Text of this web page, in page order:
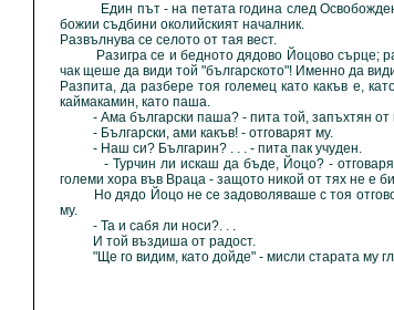
Един път - на петата година след
божии съдбини околийският началник.
Развълнува се селото от тая вест.
Разигра се и бедното дядово Йоцово сърце;
чак щеше да види той "българското"! Именно да
Разпита, да разбере тоя големец като какъв е,
каймакамин, като паша.
- Ама български паша? - пита той, запъхтян от
- Български, ами какъв! - отговарят му.
- Наш си? Българин? . . . - пита пак учуден.
- Турчин ли искаш да бъде, Йоцо? - отговарят
големи хора във Враца - защото никой от тях не е
Но дядо Йоцо не се задоволяваше с тоя
му.
- Та и сабя ли носи?. . .
И той въздиша от радост.
"Ще го видим, като дойде" - мисли старата му